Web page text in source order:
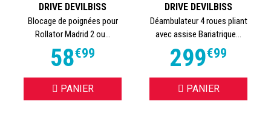
DRIVE DEVILBISS
Blocage de poignées pour
Rollator Madrid 2 ou...
58€99
PANIER
DRIVE DEVILBISS
Déambulateur 4 roues pliant
avec assise Bariatrique...
299€99
PANIER